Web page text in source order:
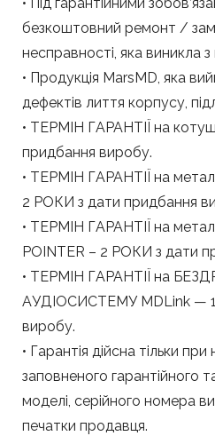
• Під гарантійними
безкоштовний ремонт /
несправності, яка виникла
• Продукція MarsMD, яка
дефектів лиття корпусу,
• ТЕРМІН ГАРАНТІЇ на
придбання виробу.
• ТЕРМІН ГАРАНТІЇ на
2 РОКИ з дати придбання
• ТЕРМІН ГАРАНТІЇ на
POINTER – 2 РОКИ з дати
• ТЕРМІН ГАРАНТІЇ на
АУДІОСИСТЕМУ MDLink — 1
виробу.
• Гарантія дійсна тільки
заповненого гарантійного
моделі, серійного номера
печатки продавця.